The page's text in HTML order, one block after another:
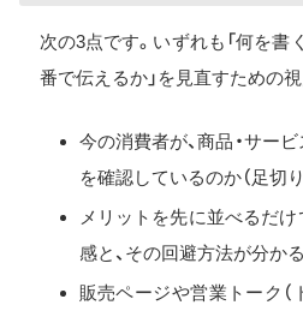
次の3点です。いずれも「何を書
番で伝えるか」を見直すための視
今の消費者が、商品・サー
を確認しているのか（足切
メリットを先に並べるだ
感と、その回避方法が分かる
販売ページや営業トーク（